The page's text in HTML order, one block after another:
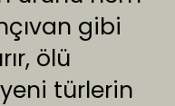
gibi
ölü
türlerin